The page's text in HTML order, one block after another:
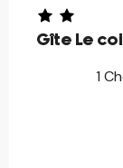
Gîte Le
1